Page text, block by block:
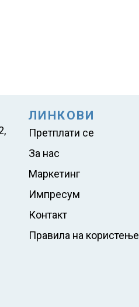
ЛИНКОВИ
Претплати се
За нас
Маркетинг
Импресум
Контакт
Правила на користење